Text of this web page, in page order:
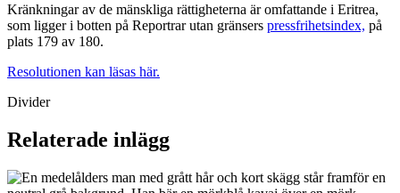
Kränkningar av de mänskliga rättigheterna är omfattande i Eritrea,
som ligger i botten på Reportrar utan gränsers pressfrihetsindex, på
plats 179 av 180.
Resolutionen kan läsas här.
Divider
Relaterade inlägg